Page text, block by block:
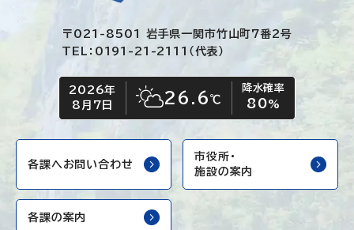
〒021-8501 岩手県一関市竹山町7番2号
TEL：0191-21-2111（代表）
今日の日付
2026年
8月7日
今日の天気
晴れ時々くもり
26.6℃
降水確率
80%
各課へお問い合わせ
市役所・
施設の案内
各課の案内